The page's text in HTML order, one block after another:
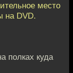
место
на DVD.
полках куда